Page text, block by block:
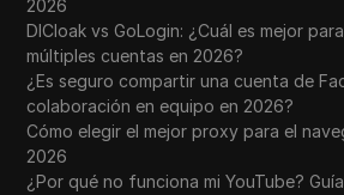
2026
DICloak vs GoLogin: ¿Cuál es mejor
múltiples cuentas en 2026?
¿Es seguro compartir una cuenta de
colaboración en equipo en 2026?
Cómo elegir el mejor proxy para el
2026
¿Por qué no funciona mi YouTube?